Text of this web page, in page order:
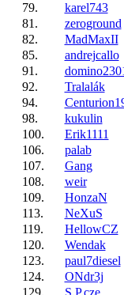
79.
karel743
81.
zeroground
82.
MadMaxII
85.
andrejcallo
91.
92.
Tralalák
94.
98.
kukulin
100.
Erik1111
106.
palab
107.
Gang
108.
weir
109.
HonzaN
113.
NeXuS
119.
HellowCZ
120.
Wendak
123.
paul7diesel
124.
ONdr3j